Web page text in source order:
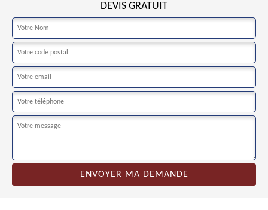
DEVIS GRATUIT